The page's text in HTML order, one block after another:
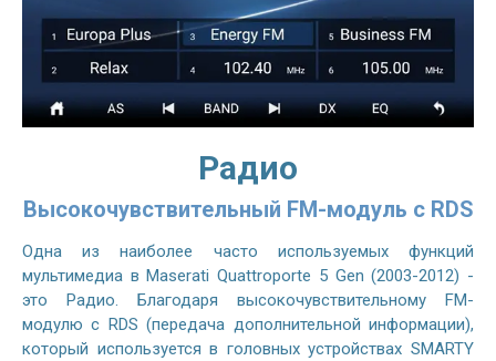
Радио
Высокочувствительный FM-модуль с RDS
Одна из наиболее часто используемых функций
мультимедиа в Maserati Quattroporte 5 Gen (2003-2012) -
это Радио. Благодаря высокочувствительному FM-
модулю с RDS (передача дополнительной информации),
который используется в головных устройствах SMARTY